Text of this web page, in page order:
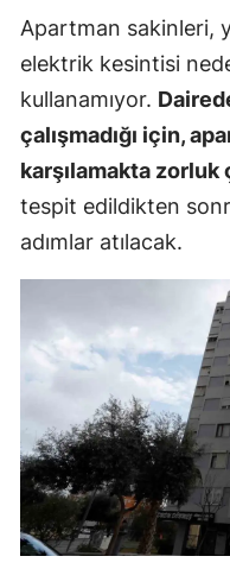
Apartman sakinleri,
elektrik kesintisi
kullanamıyor.
çalışmadığı için,
karşılamakta zorluk
tespit edildikten
adımlar atılacak.